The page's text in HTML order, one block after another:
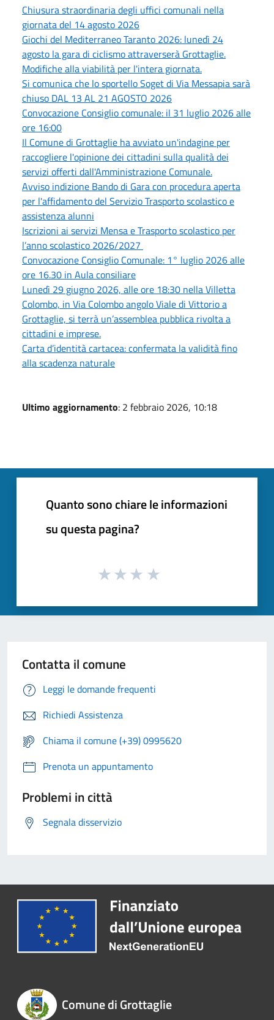
Chiusura straordinaria degli uffici comunali nella
giornata del 14 agosto 2026
Giochi del Mediterraneo Taranto 2026: lunedì 24
agosto la gara di ciclismo attraverserà Grottaglie.
Modifiche alla viabilità per l'intera giornata.
Si comunica che lo sportello Soget di Via Messapia sarà
chiuso DAL 13 AL 21 AGOSTO 2026
Convocazione Consiglio comunale: il 31 luglio 2026 alle
ore 16:00
Il Comune di Grottaglie ha avviato un'indagine per
raccogliere l'opinione dei cittadini sulla qualità dei
servizi offerti dall'Amministrazione Comunale.
Avviso indizione Bando di Gara con procedura aperta
per l'affidamento del Servizio Trasporto scolastico e
assistenza alunni
Iscrizioni ai servizi Mensa e Trasporto scolastico per
l’anno scolastico 2026/2027
Convocazione Consiglio Comunale: 1° luglio 2026 alle
ore 16.30 in Aula consiliare
Lunedì 29 giugno 2026, alle ore 18:30 nella Villetta
Colombo, in Via Colombo angolo Viale di Vittorio a
Grottaglie, si terrà un’assemblea pubblica rivolta a
cittadini e imprese.
Carta d’identità cartacea: confermata la validità fino
alla scadenza naturale
Ultimo aggiornamento: 2 febbraio 2026, 10:18
Quanto sono chiare le informazioni
su questa pagina?
Contatta il comune
Leggi le domande frequenti
Richiedi Assistenza
Chiama il comune (+39) 0995620
Prenota un appuntamento
Problemi in città
Segnala disservizio
Comune di Grottaglie